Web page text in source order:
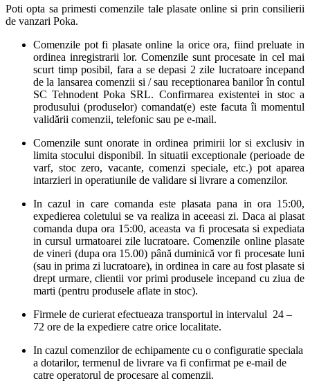
Poti opta sa primesti comenzile tale plasate online si prin consilierii
de vanzari Poka.
Comenzile pot fi plasate online la orice ora, fiind preluate in
ordinea inregistrarii lor. Comenzile sunt procesate in cel mai
scurt timp posibil, fara a se depasi 2 zile lucratoare incepand
de la lansarea comenzii si / sau receptionarea banilor în contul
SC Tehnodent Poka SRL. Confirmarea existentei in stoc a
produsului (produselor) comandat(e) este facuta îi momentul
validării comenzii, telefonic sau pe e-mail.
Comenzile sunt onorate in ordinea primirii lor si exclusiv in
limita stocului disponibil. In situatii exceptionale (perioade de
varf, stoc zero, vacante, comenzi speciale, etc.) pot aparea
intarzieri in operatiunile de validare si livrare a comenzilor.
In cazul in care comanda este plasata pana in ora 15:00,
expedierea coletului se va realiza in aceeasi zi. Daca ai plasat
comanda dupa ora 15:00, aceasta va fi procesata si expediata
in cursul urmatoarei zile lucratoare. Comenzile online plasate
de vineri (dupa ora 15.00) până duminică vor fi procesate luni
(sau in prima zi lucratoare), in ordinea in care au fost plasate si
drept urmare, clientii vor primi produsele incepand cu ziua de
marti (pentru produsele aflate in stoc).
Firmele de curierat efectueaza transportul in intervalul 24 –
72 ore de la expediere catre orice localitate.
In cazul comenzilor de echipamente cu o configuratie speciala
a dotarilor, termenul de livrare va fi confirmat pe e-mail de
catre operatorul de procesare al comenzii.